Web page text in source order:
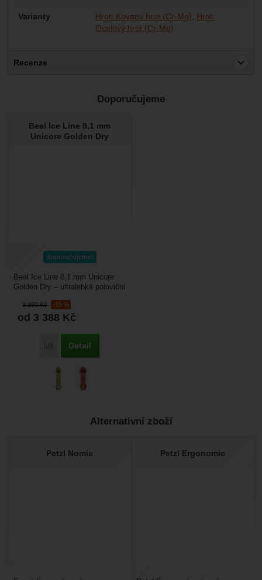
Varianty Hrot: Kovaný hrot (Cr-Mo)
Hrot:
Ocelový hrot (Cr-Mo)
Recenze
Nebyla přidána žádná recenze.
Doporučujeme
Beal Ice Line 8,1 mm
Unicore Golden Dry
doporučujeme!
3 990Kč -15 %
od 3 388 Kč
Porovnat
Detail
Beal Ice Line 8,1 mm Unicore
Golden Dry – ultralehké poloviční
pro zimní...
Alternativní zboží
Petzl Nomic Petzl Ergonomic